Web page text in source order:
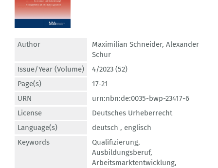
Author Maximilian Schneider, Alexander
Schur
Issue/Year (Volume)
4/2023 (52)
Page(s)
17-21
URN
urn:nbn:de:0035-bwp-23417-6
License
Deutsches Urheberrecht
Language(s)
deutsch , englisch
Keywords
Qualifizierung,
Ausbildungsberuf,
Arbeitsmarktentwicklung,